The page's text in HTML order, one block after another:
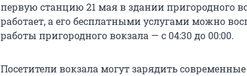
первую станцию 21 мая в здании пригородного
работает, а его бесплатными услугами можно
работы пригородного вокзала — с 04:30 до 00:00.
Посетители вокзала могут зарядить